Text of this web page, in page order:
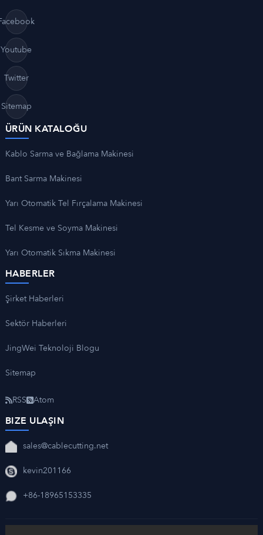
Youtube
Twitter
Sitemap
ÜRÜN KATALOĞU
Kablo Sarma ve Bağlama Makinesi
Bant Sarma Makinesi
Yarı Otomatik Tel Fırçalama Makinesi
Tel Kesme ve Soyma Makinesi
Yarı Otomatik Sıkma Makinesi
HABERLER
Şirket Haberleri
Sektör Haberleri
JingWei Teknoloji Blogu
Sitemap
RSS Atom
BIZE ULAŞIN
sales@cablecutting.net
kevin201166
+86-18965153335